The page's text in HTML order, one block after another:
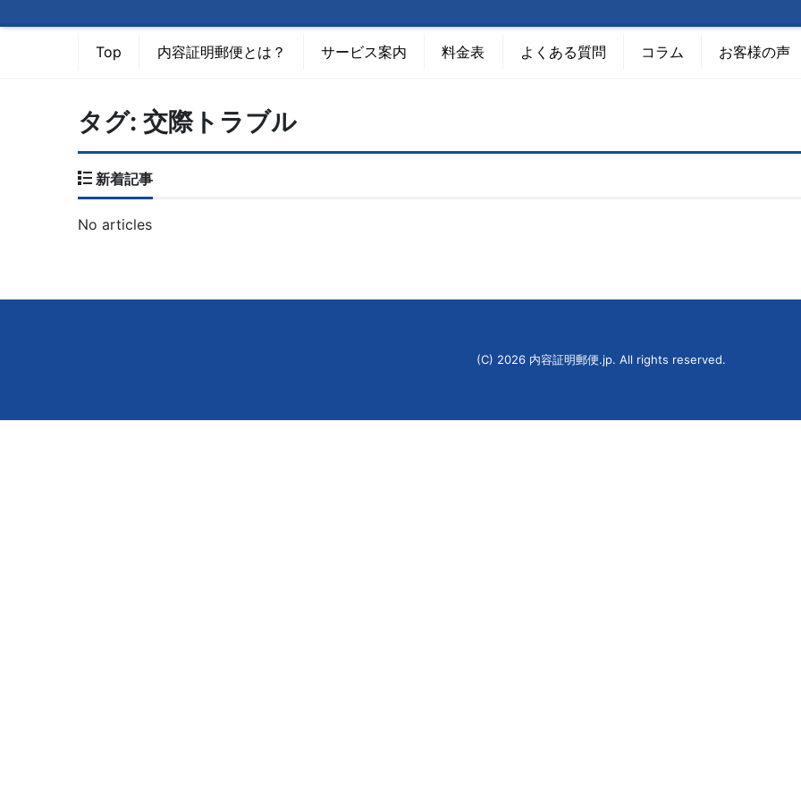
Top 内容証明郵便とは？ サービス案内 料金表 よくある質問 コラム お客様の声
タグ: 交際トラブル
新着記事
No articles
(C) 2026 内容証明郵便.jp. All rights reserved.